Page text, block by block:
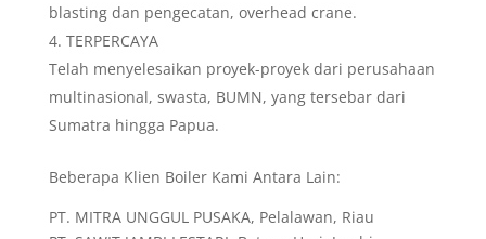
blasting dan pengecatan, overhead crane.
TERPERCAYA
Telah menyelesaikan proyek-proyek dari perusahaan
multinasional, swasta, BUMN, yang tersebar dari
Sumatra hingga Papua.
Beberapa Klien Boiler Kami Antara Lain:
PT. MITRA UNGGUL PUSAKA, Pelalawan, Riau